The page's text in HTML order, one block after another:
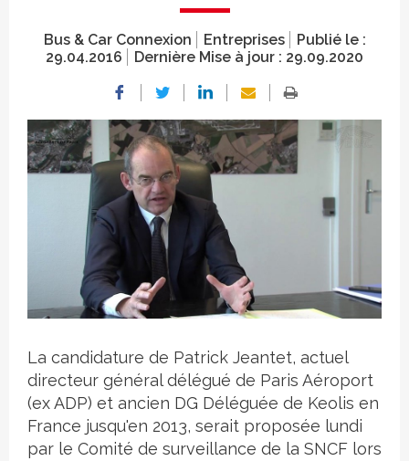
Bus & Car Connexion Entreprises
Publié le :
29.04.2016
Dernière Mise à jour : 29.09.2020
Crédit photo
La candidature de Patrick Jeantet, actuel
directeur général délégué de Paris Aéroport
(ex ADP) et ancien DG Déléguée de Keolis en
France jusqu'en 2013, serait proposée lundi
par le Comité de surveillance de la SNCF lors